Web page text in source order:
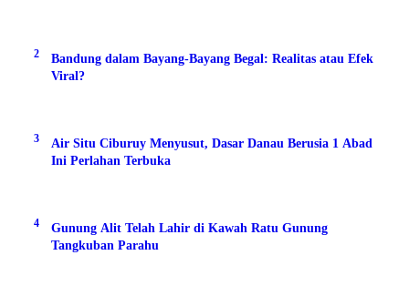
2
Bandung dalam Bayang-Bayang Begal: Realitas atau Efek
Viral?
3
Air Situ Ciburuy Menyusut, Dasar Danau Berusia 1 Abad
Ini Perlahan Terbuka
4
Gunung Alit Telah Lahir di Kawah Ratu Gunung
Tangkuban Parahu